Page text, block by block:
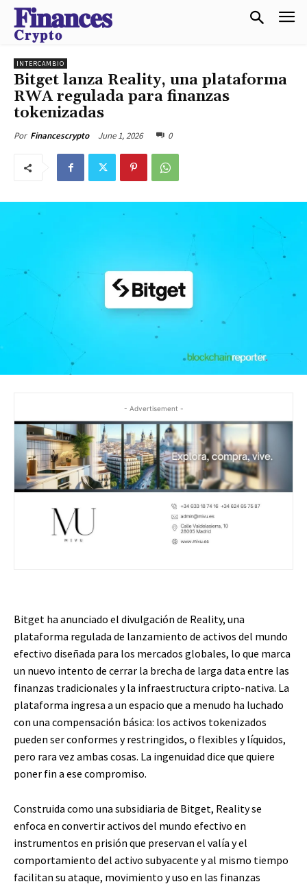
𝐅𝐢𝐧𝐚𝐧𝐜𝐞𝐬
𝐂𝐫𝐲𝐩𝐭𝐨
INTERCAMBIO
Bitget lanza Reality, una plataforma
RWA regulada para finanzas
tokenizadas
Por Financescrypto June 1, 2026 0
- Advertisement -
Bitget ha anunciado el divulgación de Reality, una
plataforma regulada de lanzamiento de activos del mundo
efectivo diseñada para los mercados globales, lo que marca
un nuevo intento de cerrar la brecha de larga data entre las
finanzas tradicionales y la infraestructura cripto-nativa. La
plataforma ingresa a un espacio que a menudo ha luchado
con una compensación básica: los activos tokenizados
pueden ser conformes y restringidos, o flexibles y líquidos,
pero rara vez ambas cosas. La ingenuidad dice que quiere
poner fin a ese compromiso.
Construida como una subsidiaria de Bitget, Reality se
enfoca en convertir activos del mundo efectivo en
instrumentos en prisión que preservan el valía y el
comportamiento del activo subyacente y al mismo tiempo
facilitan su ataque, movimiento y uso en las finanzas